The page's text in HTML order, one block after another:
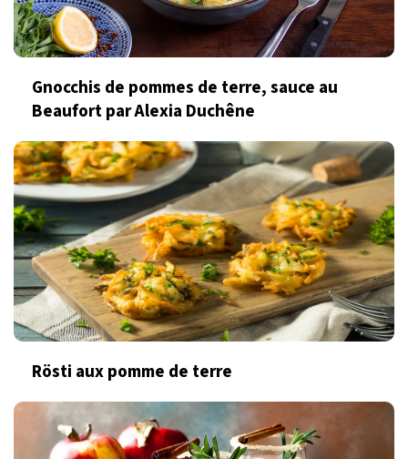
Gnocchis de pommes de terre, sauce au
Beaufort par Alexia Duchêne
Rösti aux pomme de terre